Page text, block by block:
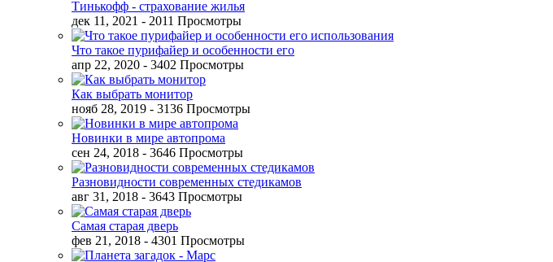
Тинькофф - страхование жилья
дек 11, 2021 - 2011 Просмотры
Что такое пурифайер и особенности его
апр 22, 2020 - 3402 Просмотры
Как выбрать монитор
нояб 28, 2019 - 3136 Просмотры
Новинки в мире автопрома
сен 24, 2018 - 3646 Просмотры
Разновидности современных стедикамов
авг 31, 2018 - 3643 Просмотры
Самая старая дверь
фев 21, 2018 - 4301 Просмотры